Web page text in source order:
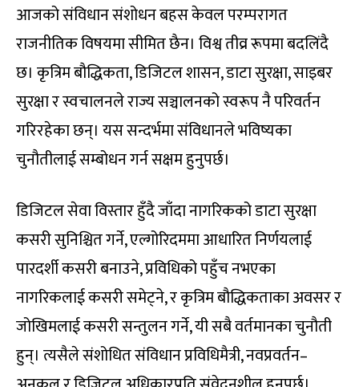
आजको संविधान संशोधन बहस केवल परम्परागत
राजनीतिक विषयमा सीमित छैन। विश्व तीव्र रूपमा बदलिंदै
छ। कृत्रिम बौद्धिकता, डिजिटल शासन, डाटा सुरक्षा, साइबर
सुरक्षा र स्वचालनले राज्य सञ्चालनको स्वरूप नै परिवर्तन
गरिरहेका छन्। यस सन्दर्भमा संविधानले भविष्यका
चुनौतीलाई सम्बोधन गर्न सक्षम हुनुपर्छ।
डिजिटल सेवा विस्तार हुँदै जाँदा नागरिकको डाटा सुरक्षा
कसरी सुनिश्चित गर्ने, एल्गोरिदममा आधारित निर्णयलाई
पारदर्शी कसरी बनाउने, प्रविधिको पहुँच नभएका
नागरिकलाई कसरी समेट्ने, र कृत्रिम बौद्धिकताका अवसर र
जोखिमलाई कसरी सन्तुलन गर्ने, यी सबै वर्तमानका चुनौती
हुन्। त्यसैले संशोधित संविधान प्रविधिमैत्री, नवप्रवर्तन–